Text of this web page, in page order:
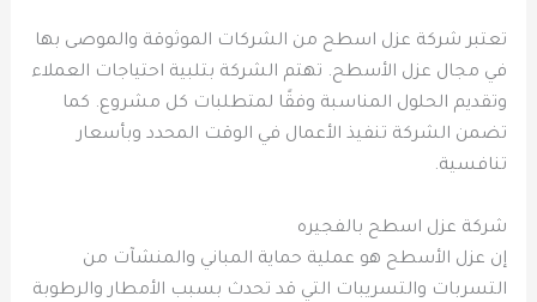
تعتبر شركة عزل اسطح من الشركات الموثوقة والموصى بها
في مجال عزل الأسطح. تهتم الشركة بتلبية احتياجات العملاء
وتقديم الحلول المناسبة وفقًا لمتطلبات كل مشروع. كما
تضمن الشركة تنفيذ الأعمال في الوقت المحدد وبأسعار
تنافسية.
شركة عزل اسطح بالفجيره
إن عزل الأسطح هو عملية حماية المباني والمنشآت من
التسربات والتسريبات التي قد تحدث بسبب الأمطار والرطوبة